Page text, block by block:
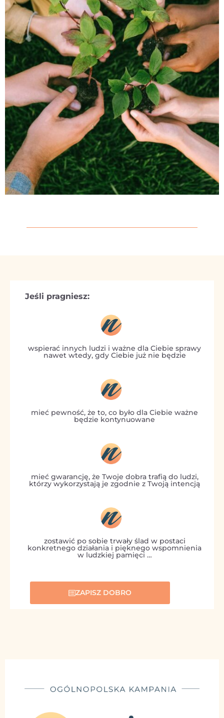
Jeśli pragniesz:
wspierać innych ludzi i ważne dla Ciebie sprawy
nawet wtedy, gdy Ciebie już nie będzie
mieć pewność, że to, co było dla Ciebie ważne
będzie kontynuowane
mieć gwarancję, że Twoje dobra trafią do ludzi,
którzy wykorzystają je zgodnie z Twoją intencją
zostawić po sobie trwały ślad w postaci
konkretnego działania i pięknego wspomnienia
w ludzkiej pamięci …
ZAPISZ DOBRO